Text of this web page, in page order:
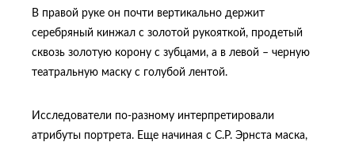
В правой руке он почти вертикально держит
серебряный кинжал с золотой рукояткой, продетый
сквозь золотую корону с зубцами, а в левой – черную
театральную маску с голубой лентой.
Исследователи по-разному интерпретировали
атрибуты портрета. Еще начиная с С.Р. Эрнста маска,